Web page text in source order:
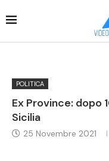
POLITICA
Ex Province: dopo
Sicilia
25 Novembre 2021